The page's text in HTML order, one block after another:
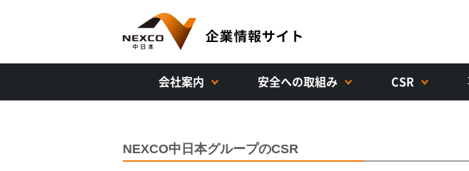
会社案内 安全への取組み CSR
NEXCO中日本グループのCSR